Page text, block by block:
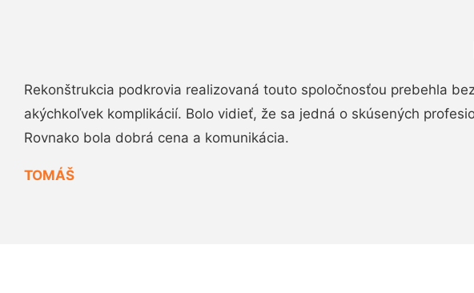
Rekonštrukcia podkrovia realizovaná touto spoločnosťou prebehla
akýchkoľvek komplikácií. Bolo vidieť, že sa jedná o skúsených
Rovnako bola dobrá cena a komunikácia.
TOMÁŠ